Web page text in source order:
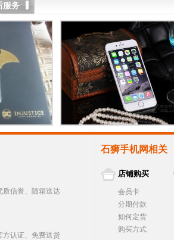
服务
质信誉、随箱送达
方认证、免费送货
石狮手机网相关
店铺购买
会员卡
分期付款
如何定货
购买方式